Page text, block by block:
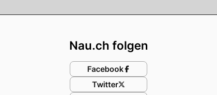
Nau.ch folgen
Facebook
Twitter